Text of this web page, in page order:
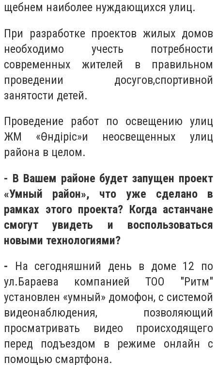
щебнем наиболее нуждающихся улиц.
При разработке проектов жилых домов
необходимо учесть потребности
современных жителей в правильном
проведении досугов,спортивной
занятости детей.
Проведение работ по освещению улиц
ЖМ «Өндіріс»и неосвещенных улиц
района в целом.
- В Вашем районе будет запущен проект
«Умный район», что уже сделано в
рамках этого проекта? Когда астанчане
смогут увидеть и воспользоваться
новыми технологиями?
- На сегодняшний день в доме 12 по
ул.Бараева компанией ТОО "Ритм"
установлен «умный» домофон, с системой
видеонаблюдения, позволяющий
просматривать видео происходящего
перед подъездом в режиме онлайн с
помощью смартфона.